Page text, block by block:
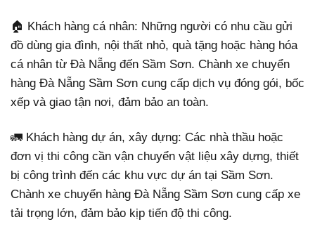
🏠 Khách hàng cá nhân: Những người có nhu cầu gửi
đồ dùng gia đình, nội thất nhỏ, quà tặng hoặc hàng hóa
cá nhân từ Đà Nẵng đến Sầm Sơn. Chành xe chuyển
hàng Đà Nẵng Sầm Sơn cung cấp dịch vụ đóng gói, bốc
xếp và giao tận nơi, đảm bảo an toàn.
🚛 Khách hàng dự án, xây dựng: Các nhà thầu hoặc
đơn vị thi công cần vận chuyển vật liệu xây dựng, thiết
bị công trình đến các khu vực dự án tại Sầm Sơn.
Chành xe chuyển hàng Đà Nẵng Sầm Sơn cung cấp xe
tải trọng lớn, đảm bảo kịp tiến độ thi công.